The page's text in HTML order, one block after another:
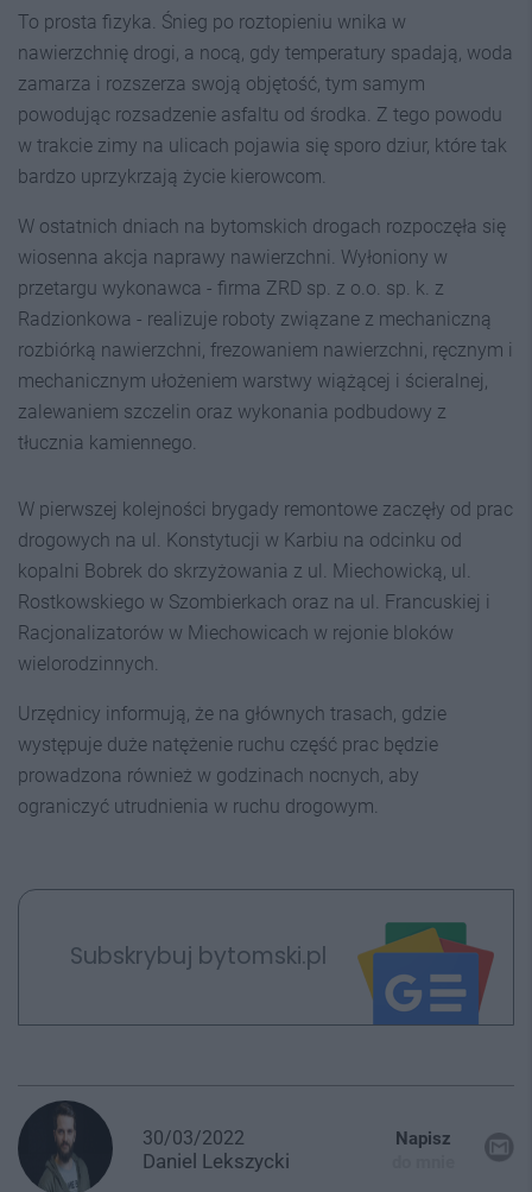
To prosta fizyka. Śnieg po roztopieniu wnika w
nawierzchnię drogi, a nocą, gdy temperatury spadają, woda
zamarza i rozszerza swoją objętość, tym samym
powodując rozsadzenie asfaltu od środka. Z tego powodu
w trakcie zimy na ulicach pojawia się sporo dziur, które tak
bardzo uprzykrzają życie kierowcom.
W ostatnich dniach na bytomskich drogach rozpoczęła się
wiosenna akcja naprawy nawierzchni. Wyłoniony w
przetargu wykonawca - firma ZRD sp. z o.o. sp. k. z
Radzionkowa - realizuje roboty związane z mechaniczną
rozbiórką nawierzchni, frezowaniem nawierzchni, ręcznym i
mechanicznym ułożeniem warstwy wiążącej i ścieralnej,
zalewaniem szczelin oraz wykonania podbudowy z
tłucznia kamiennego.
W pierwszej kolejności brygady remontowe zaczęły od prac
drogowych na ul. Konstytucji w Karbiu na odcinku od
kopalni Bobrek do skrzyżowania z ul. Miechowicką, ul.
Rostkowskiego w Szombierkach oraz na ul. Francuskiej i
Racjonalizatorów w Miechowicach w rejonie bloków
wielorodzinnych.
Urzędnicy informują, że na głównych trasach, gdzie
występuje duże natężenie ruchu część prac będzie
prowadzona również w godzinach nocnych, aby
ograniczyć utrudnienia w ruchu drogowym.
Subskrybuj bytomski.pl
30/03/2022
Daniel Lekszycki
Napisz